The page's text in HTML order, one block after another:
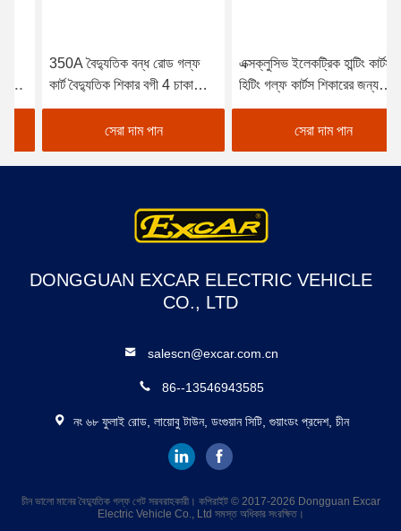
350A বৈদ্যুতিক বন্ধ রোড গল্ফ
কার্ট বৈদ্যুতিক শিকার বগী 4 চাকা
ড্রাইভ বৈদ্যুতিক গল্ফ কার্ট
সেরা দাম পান
এক্সক্লুসিভ ইলেকট্রিক হান্টিং কার্টস
হিটিং গল্ফ কার্টস শিকারের জন্য
বৈদ্যুতিক গল্ফ কার্ট
সেরা দাম পান
DONGGUAN EXCAR ELECTRIC VEHICLE
CO., LTD
salescn@excar.com.cn
86--13546943585
নং ৬৮ ফুলাই রোড, লায়োবু টাউন, ডংগুয়ান সিটি, গুয়াংডং প্রদেশ, চীন
চীন ভালো মানের বৈদ্যুতিক গল্ফ গেট সরবরাহকারী। কপিরাইট © 2017-2026 Dongguan Excar
Electric Vehicle Co., Ltd সমস্ত অধিকার সংরক্ষিত।